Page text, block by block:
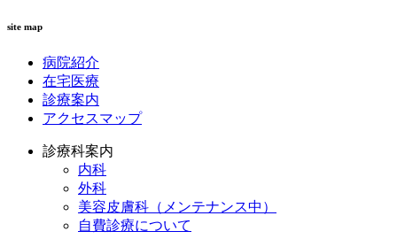
site map
病院紹介
在宅医療
診療案内
アクセスマップ
診療科案内
内科
外科
美容皮膚科（メンテナンス中）
自費診療について